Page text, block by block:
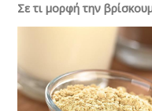
Σε τι μορφή την